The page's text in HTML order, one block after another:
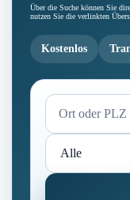
Über die Suche können Sie
nutzen Sie die verlinkten
Kostenlos